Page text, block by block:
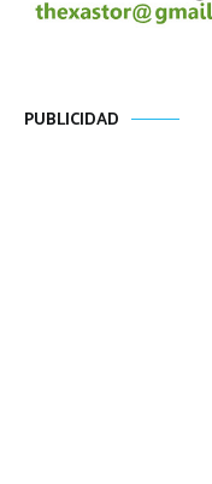
PUBLICIDAD